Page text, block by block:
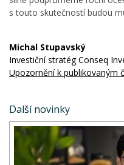
s touto skutečností budou
Michal Stupavský
Investiční stratég Conseq
Upozornění k publikovaným
Další novinky